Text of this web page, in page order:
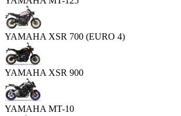
YAMAHA XSR 700 (EURO 4)
YAMAHA XSR 900
YAMAHA MT-10